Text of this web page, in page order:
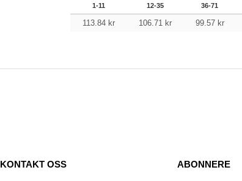
1-11 12-35 36-71
113.84 kr 106.71 kr 99.57 kr
KONTAKT OSS ABONNERE